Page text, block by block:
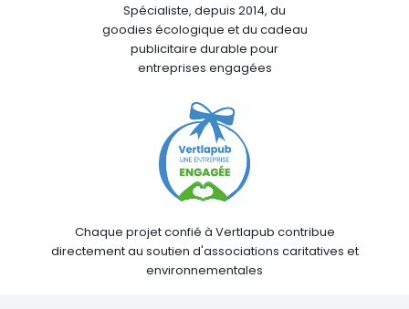
Spécialiste, depuis 2014, du
goodies écologique et du cadeau
publicitaire durable pour
entreprises engagées
Chaque projet confié à Vertlapub contribue
directement au soutien d'associations caritatives et
environnementales